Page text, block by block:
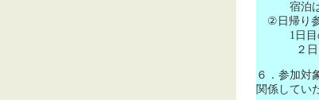
宿泊は現
②日帰り参
1 日
２
６．参加対
関係してい